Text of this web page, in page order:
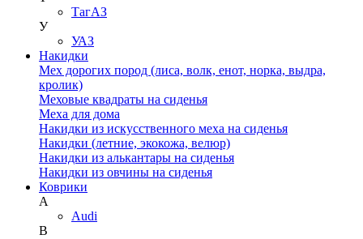
ТагАЗ
У
УАЗ
Накидки
Мех дорогих пород (лиса, волк, енот, норка, выдра,
кролик)
Меховые квадраты на сиденья
Меха для дома
Накидки из искусственного меха на сиденья
Накидки (летние, экокожа, велюр)
Накидки из алькантары на сиденья
Накидки из овчины на сиденья
Коврики
A
Audi
B